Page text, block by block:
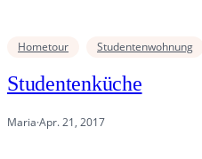
Hometour Studentenwohnung
Studentenküche
Maria·Apr. 21, 2017